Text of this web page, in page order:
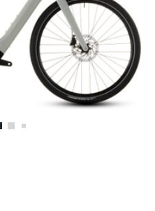
gelangen.
Benutzer
von
können
Touch-
und